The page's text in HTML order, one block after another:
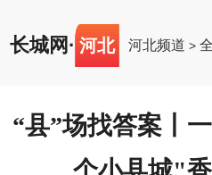
长城网 · 河北 河北频道 >
“县”场找答案丨